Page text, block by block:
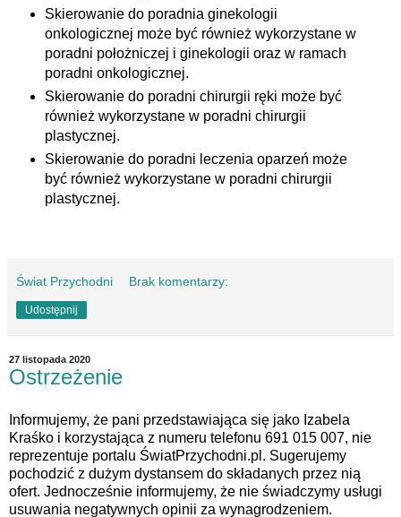
Skierowanie do poradnia ginekologii
onkologicznej może być również wykorzystane w
poradni położniczej i ginekologii oraz w ramach
poradni onkologicznej.
Skierowanie do poradni chirurgii ręki może być
również wykorzystane w poradni chirurgii
plastycznej.
Skierowanie do poradni leczenia oparzeń może
być również wykorzystane w poradni chirurgii
plastycznej.
Świat Przychodni Brak komentarzy:
Udostępnij
27 listopada 2020
Ostrzeżenie
Informujemy, że pani przedstawiająca się jako Izabela
Kraśko i korzystająca z numeru telefonu 691 015 007, nie
reprezentuje portalu ŚwiatPrzychodni.pl. Sugerujemy
pochodzić z dużym dystansem do składanych przez nią
ofert. Jednocześnie informujemy, że nie świadczymy usługi
usuwania negatywnych opinii za wynagrodzeniem.